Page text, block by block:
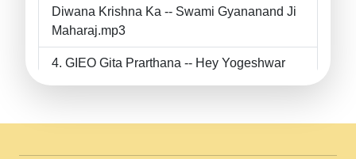
Diwana Krishna Ka -- Swami Gyananand Ji
Maharaj.mp3
GIEO Gita Prarthana -- Hey Yogeshwar
II Swami Gyananand Ji Maharaj.mp3